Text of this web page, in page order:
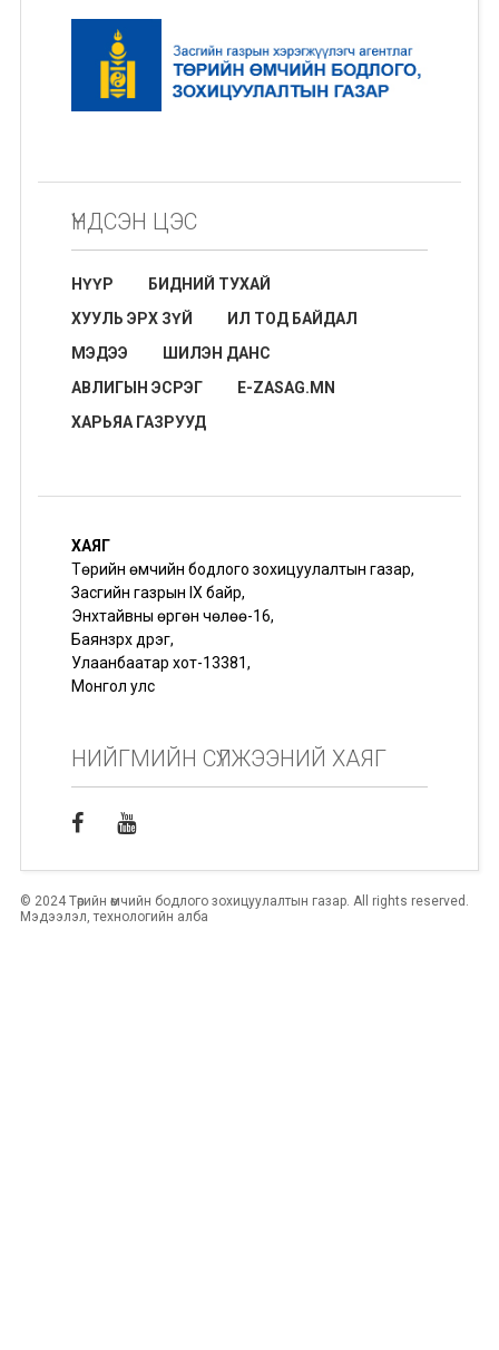
ҮНДСЭН ЦЭС
НҮҮР
БИДНИЙ ТУХАЙ
ХУУЛЬ ЭРХ ЗҮЙ
ИЛ ТОД БАЙДАЛ
МЭДЭЭ
ШИЛЭН ДАНС
АВЛИГЫН ЭСРЭГ
E-ZASAG.MN
ХАРЬЯА ГАЗРУУД
ХАЯГ
Төрийн өмчийн бодлого зохицуулалтын газар,
Засгийн газрын IX байр,
Энхтайвны өргөн чөлөө-16,
Баянзүрх дүүрэг,
Улаанбаатар хот-13381,
Монгол улс
НИЙГМИЙН СҮЛЖЭЭНИЙ ХАЯГ
© 2024 Төрийн өмчийн бодлого зохицуулалтын газар. All rights reserved.
Мэдээлэл, технологийн алба